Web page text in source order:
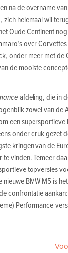
na de overname
zich helemaal wil
Oude Continent
over
onder meer met de
de mooiste
-afdeling, die in
zowel van de
een
onder druk gezet
kringen van de
vinden. Temeer
topversies
BMW M5 is
confrontatie
Performance-